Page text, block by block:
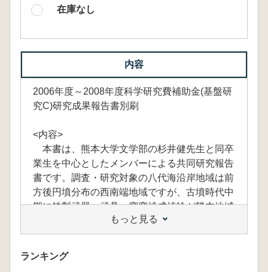
在庫なし
内容
2006年度～2008年度科学研究費補助金(基盤研
究C)研究成果報告書別刷
<内容>
本書は、熊本大学文学部の杉井健先生と同卒
業生を中心としたメンバーによる共同研究報告
書です。調査・研究対象の八代海沿岸地域は前
方後円墳分布の西南端地域ですが、古墳時代中
期に鉄製武器・武具、窖窯焼成埴輪が畿内地域
から直接的にもたらされる地域としてきわめて
重要です。
本書の前半には、当地域のカミノハナ古墳群
出土甲冑・鉄鏃・埴輪および前田A遺跡出土円
もっと見る
ランキング